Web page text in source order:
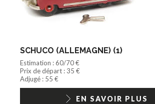
SCHUCO (ALLEMAGNE) (1)
Estimation : 60/70 €
Prix de départ : 35 €
Adjugé : 55 €
EN SAVOIR PLUS